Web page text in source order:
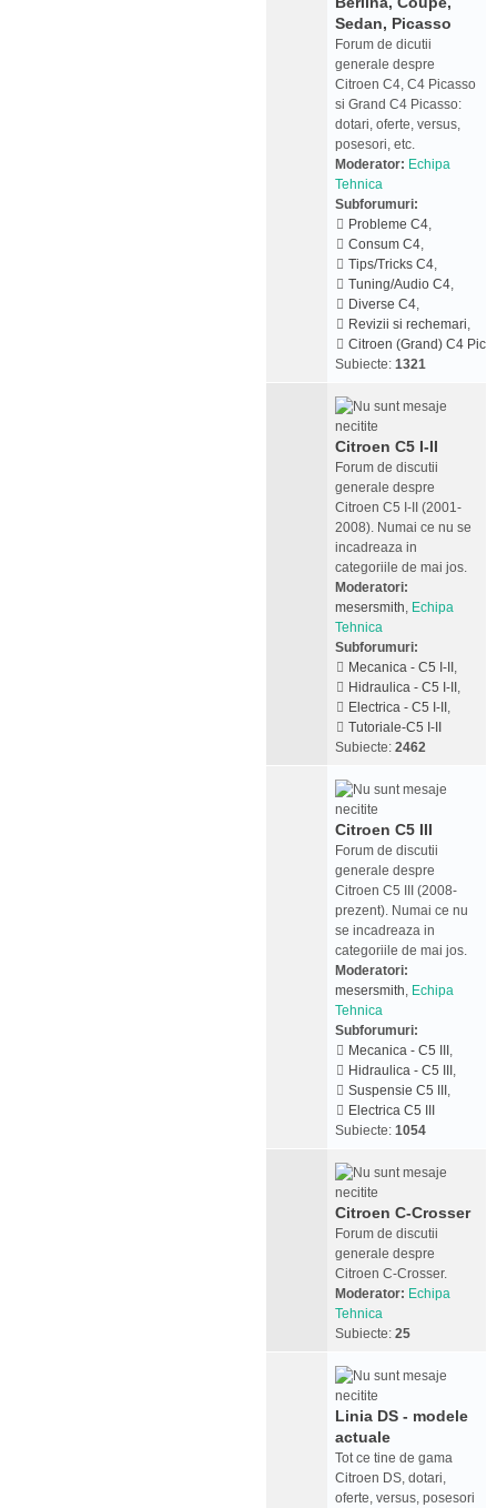
Sedan, Picasso
Forum de dicutii
generale despre
Citroen C4, C4 Picasso
si Grand C4 Picasso:
dotari, oferte, versus,
posesori, etc.
Moderator: Echipa
Tehnica
Subforumuri:
Probleme C4,
Consum C4,
Tips/Tricks C4,
Tuning/Audio C4,
Diverse C4,
Revizii si rechemari,
Citroen (Grand) C4
Subiecte: 1321
Citroen C5 I-II
Forum de discutii
generale despre
Citroen C5 I-II (2001-
2008). Numai ce nu se
incadreaza in
categoriile de mai jos.
Moderatori:
mesersmith, Echipa
Tehnica
Subforumuri:
Mecanica - C5 I-II ,
Hidraulica - C5 I-II ,
Electrica - C5 I-II ,
Tutoriale-C5 I-II
Subiecte: 2462
Citroen C5 III
Forum de discutii
generale despre
Citroen C5 III (2008-
prezent). Numai ce nu
se incadreaza in
categoriile de mai jos.
Moderatori:
mesersmith, Echipa
Tehnica
Subforumuri:
Mecanica - C5 III ,
Hidraulica - C5 III ,
Suspensie C5 III ,
Electrica C5 III
Subiecte: 1054
Citroen C-Crosser
Forum de discutii
generale despre
Citroen C-Crosser.
Moderator: Echipa
Tehnica
Subiecte: 25
Linia DS - modele
actuale
Tot ce tine de gama
Citroen DS, dotari,
oferte, versus, posesori